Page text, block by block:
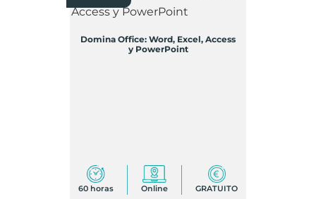
Domina Office: Word, Excel, Access
y PowerPoint
60 horas Online GRATUITO